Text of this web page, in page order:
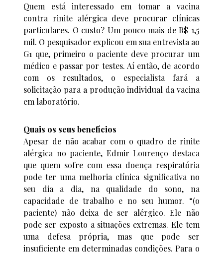
Quem está interessado em tomar a vacina
contra rinite alérgica deve procurar clínicas
particulares. O custo? Um pouco mais de R$ 1,5
mil. O pesquisador explicou em sua entrevista ao
G1 que, primeiro o paciente deve procurar um
médico e passar por testes. Aí então, de acordo
com os resultados, o especialista fará a
solicitação para a produção individual da vacina
em laboratório.
Quais os seus benefícios
Apesar de não acabar com o quadro de rinite
alérgica no paciente, Edmir Lourenço destaca
que quem sofre com essa doença respiratória
pode ter uma melhoria clínica significativa no
seu dia a dia, na qualidade do sono, na
capacidade de trabalho e no seu humor. “(o
paciente) não deixa de ser alérgico. Ele não
pode ser exposto a situações extremas. Ele tem
uma defesa própria, mas que pode ser
insuficiente em determinadas condições. Para o